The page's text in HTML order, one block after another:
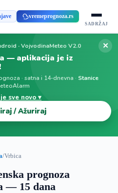
vremeprognoza.rs
SADRŽAJ
· VojvodinaMeteo V2.0
— aplikacija je iz
· satna i 14-dnevna · Stanice
sve novo ▾
/ Ažuriraj
✕
/Vrbica
prognoza
— 15 dana